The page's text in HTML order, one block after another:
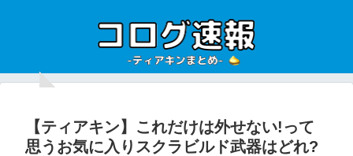
【ティアキン】これだけは外せない!って
思うお気に入りスクラビルド武器はどれ?